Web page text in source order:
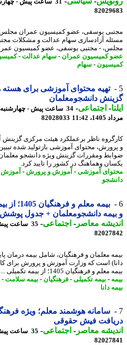
یوسفی، عضو کمیسیون عمران مجلس، در
آزادسازی سهام عدالت و مشکلات
- مجتبی یوسفی، عضو کمیسیون عمران
کمیسیون عمران- سهام عدالت-کمیسیون
-سهام
تهیه محتوای آموزشی برای هسته های
دانشجومعلمان
-اجتماعی-
34 ساعت پیش - چهارشنبه 14
11:42
82028033
ناظر برعملکرد هیئت مرکزی گزینش
محتوای آموزشی بازتولید شده تبیین
ومقررات گزینش ویژه دانشجو معلمان به
وهماهنگ در کشور را تایید کرد.
آموزشی -آموزش و پرورش-آموزش-
بیمه معلم و
دانشجومعلمان + جدول پوشش ها
معاصر-اجتماعی-35 ساعت پیش - چهارشنبه 14 مرداد 1405، 11:18
معلمان و فرهنگیان، شامل بیمه درمان پایه
است که وزارت آموزش و پرورش برای
و فرهنگیان 1405؛ از بیمه تکمیلی ...
-بیمه تکمیلی-فرهنگیان-بیمه سلامت-
دانا
سامانه هوشمند معلم؛ ویژه
فیش حقوقی
معاصر-اجتماعی-35 ساعت پیش - چهارشنبه 14 مرداد 1405، 11:18